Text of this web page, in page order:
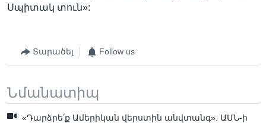
Սպիտակ տուն»:
Տարածել Follow us
Նմանատիպ
«Դարձրե՛ք Ամերիկան վերստին անվտանգ». ԱՄՆ-ի